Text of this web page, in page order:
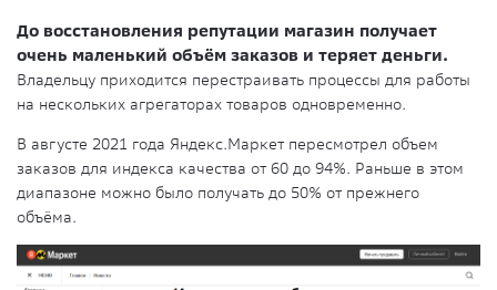
До восстановления репутации магазин получает
очень маленький объём заказов и теряет деньги.
Владельцу приходится перестраивать процессы для работы
на нескольких агрегаторах товаров одновременно.
В августе 2021 года Яндекс.Маркет пересмотрел объем
заказов для индекса качества от 60 до 94%. Раньше в этом
диапазоне можно было получать до 50% от прежнего
объёма.